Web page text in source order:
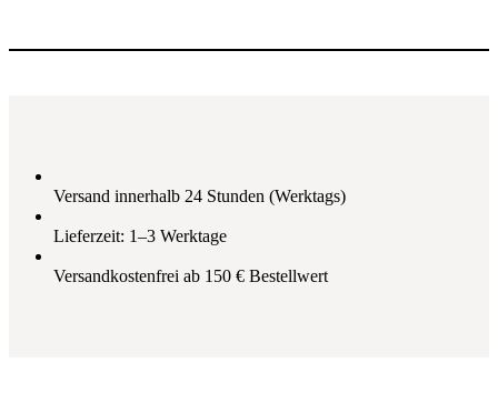
Versand innerhalb 24 Stunden (Werktags)
Lieferzeit: 1–3 Werktage
Versandkostenfrei ab 150 € Bestellwert